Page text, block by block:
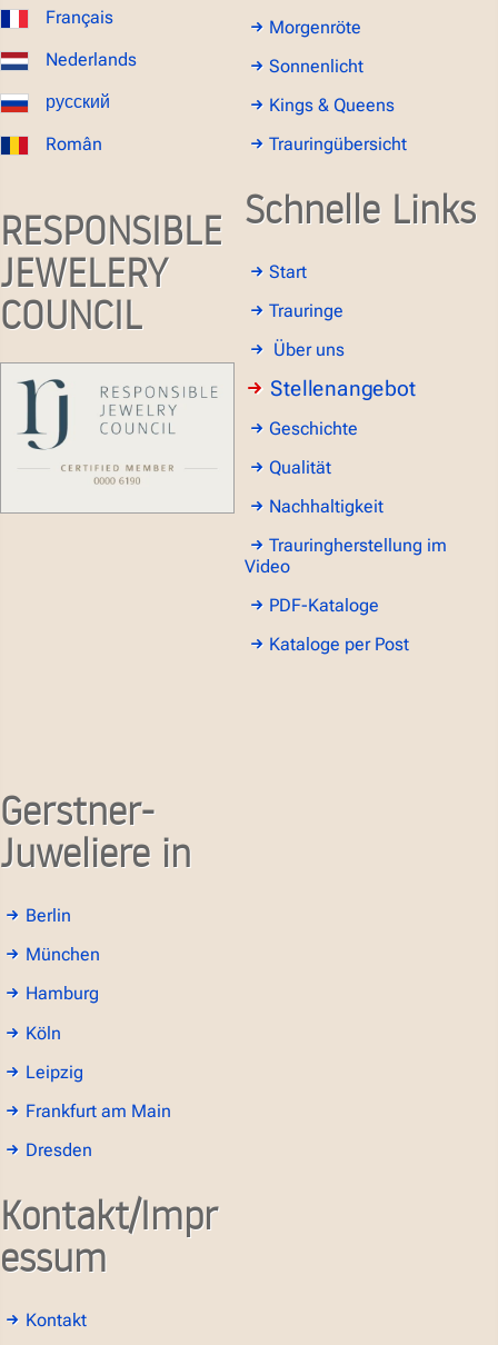
Français
Nederlands
русский
Român
RESPONSIBLE
JEWELERY
COUNCIL
Morgenröte
Sonnenlicht
Kings & Queens
Trauringübersicht
Schnelle Links
Start
Trauringe
Über uns
Stellenangebot
Geschichte
Qualität
Nachhaltigkeit
Trauringherstellung im
Video
PDF-Kataloge
Kataloge per Post
Gerstner-
Juweliere in
Berlin
München
Hamburg
Köln
Leipzig
Frankfurt am Main
Dresden
Kontakt/Impr
essum
Kontakt